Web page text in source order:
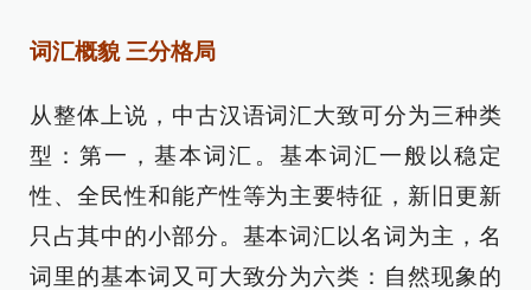
词汇概貌 三分格局
从整体上说，中古汉语词汇大致可分为三种类
型：第一，基本词汇。基本词汇一般以稳定
性、全民性和能产性等为主要特征，新旧更新
只占其中的小部分。基本词汇以名词为主，名
词里的基本词又可大致分为六类：自然现象的